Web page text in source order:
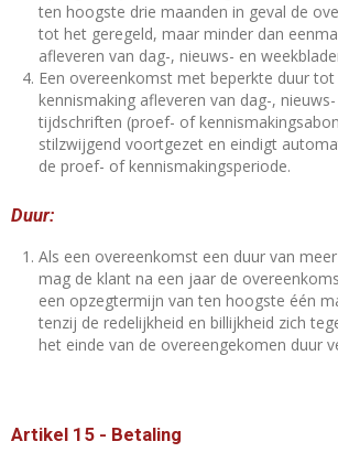
ten hoogste drie maanden in geval de
tot het geregeld, maar minder dan
afleveren van dag-, nieuws- en
Een overeenkomst met beperkte duur
kennismaking afleveren van dag-,
tijdschriften (proef- of
stilzwijgend voortgezet en eindigt
de proef- of kennismakingsperiode.
Duur:
Als een overeenkomst een duur van
mag de klant na een jaar de
een opzegtermijn van ten hoogste één
tenzij de redelijkheid en billijkheid zich
het einde van de overeengekomen duur
Artikel 15 - Betaling